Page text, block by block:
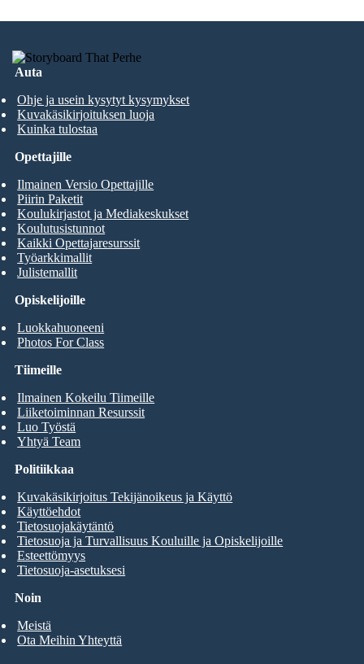
Auta
Ohje ja usein kysytyt kysymykset
Kuvakäsikirjoituksen luoja
Kuinka tulostaa
Opiskelijoille
Luokkahuoneeni
Photos For Class
Opettajille
Ilmainen Versio Opettajille
Piirin Paketit
Koulukirjastot ja Mediakeskukset
Koulutusistunnot
Kaikki Opettajaresurssit
Työarkkimallit
Julistemallit
Tiimeille
Ilmainen Kokeilu Tiimeille
Liiketoiminnan Resurssit
Luo Työstä
Yhtyä Team
Noin
Meistä
Ota Meihin Yhteyttä
Politiikkaa
Kuvakäsikirjoitus Tekijänoikeus ja Käyttö
Käyttöehdot
Tietosuojakäytäntö
Tietosuoja ja Turvallisuus Kouluille ja Opiskelijoille
Esteettömyys
Tietosuoja-asetuksesi